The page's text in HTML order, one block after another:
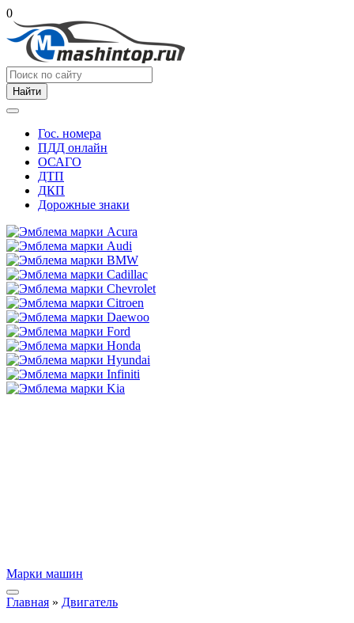
0
Найти
Гос. номера
ПДД онлайн
ОСАГО
ДТП
ДКП
Дорожные знаки
Марки машин
Главная » Двигатель